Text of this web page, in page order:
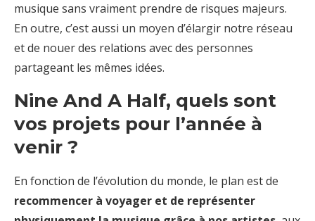
musique sans vraiment prendre de risques majeurs.
En outre, c’est aussi un moyen d’élargir notre réseau
et de nouer des relations avec des personnes
partageant les mêmes idées.
Nine And A Half, quels sont
vos projets pour l’année à
venir ?
En fonction de l’évolution du monde, le plan est de
recommencer à voyager et de représenter